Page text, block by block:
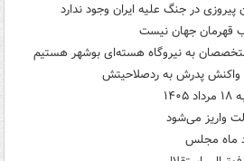
در جنگ علیه ایران وجود ندارد
قهرمان جهان نیست
به نیروگاه هسته‌ای بوشهر هستیم
واکنش پدرش به ردصلاحیتش
واریز می‌شود